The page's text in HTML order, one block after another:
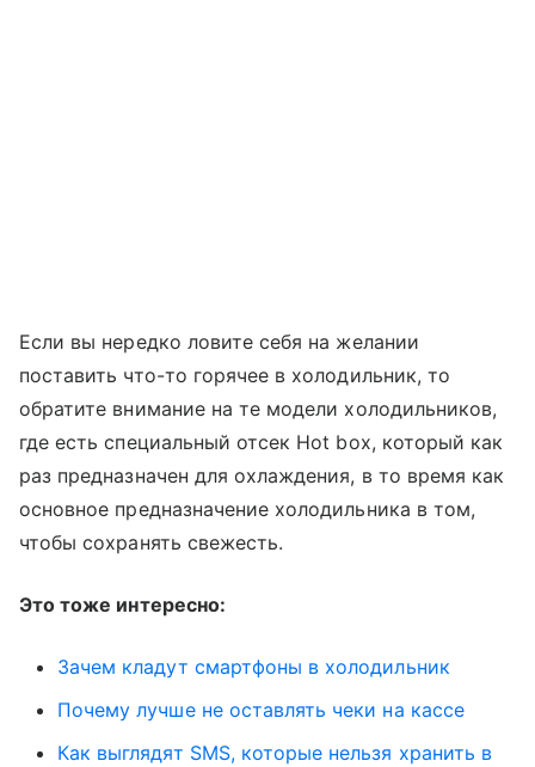
Если вы нередко ловите себя на желании
поставить что-то горячее в холодильник, то
обратите внимание на те модели холодильников,
где есть специальный отсек Hot box, который как
раз предназначен для охлаждения, в то время как
основное предназначение холодильника в том,
чтобы сохранять свежесть.
Это тоже интересно:
Зачем кладут смартфоны в холодильник
Почему лучше не оставлять чеки на кассе
Как выглядят SMS, которые нельзя хранить в